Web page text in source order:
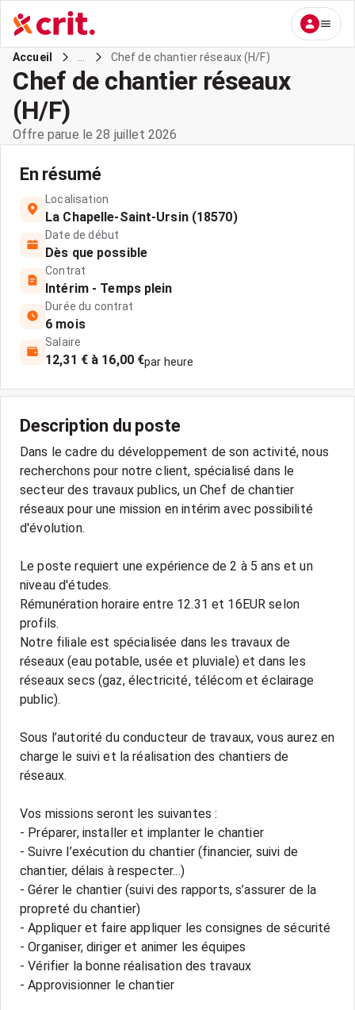
Accueil Chef de chantier réseaux (H/F)
Chef de chantier réseaux
(H/F)
Offre parue le 28 juillet 2026
En résumé
Localisation
La Chapelle-Saint-Ursin (18570)
Date de début
Dès que possible
Contrat
Intérim - Temps plein
Durée du contrat
6 mois
Salaire
12,31 € à 16,00 €par heure
Description du poste
Dans le cadre du développement de son activité, nous
recherchons pour notre client, spécialisé dans le
secteur des travaux publics, un Chef de chantier
réseaux pour une mission en intérim avec possibilité
d'évolution.
Le poste requiert une expérience de 2 à 5 ans et un
niveau d'études.
Rémunération horaire entre 12.31 et 16EUR selon
profils.
Notre filiale est spécialisée dans les travaux de
réseaux (eau potable, usée et pluviale) et dans les
réseaux secs (gaz, électricité, télécom et éclairage
public).
Sous l’autorité du conducteur de travaux, vous aurez en
charge le suivi et la réalisation des chantiers de
réseaux.
Vos missions seront les suivantes :
- Préparer, installer et implanter le chantier
- Suivre l’exécution du chantier (financier, suivi de
chantier, délais à respecter...)
- Gérer le chantier (suivi des rapports, s’assurer de la
propreté du chantier)
- Appliquer et faire appliquer les consignes de sécurité
- Organiser, diriger et animer les équipes
- Vérifier la bonne réalisation des travaux